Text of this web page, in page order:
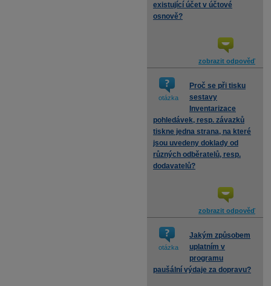
existující účet v účtové
osnově?
zobrazit odpověď
otázka
Proč se při tisku
sestavy
Inventarizace
pohledávek, resp. závazků
tiskne jedna strana, na které
jsou uvedeny doklady od
různých odběratelů, resp.
dodavatelů?
zobrazit odpověď
otázka
Jakým způsobem
uplatním v
programu
paušální výdaje za dopravu?